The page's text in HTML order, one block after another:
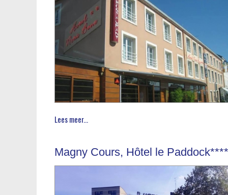
Lees meer...
Magny Cours, Hôtel le Paddock****